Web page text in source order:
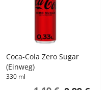
Coca-Cola Zero Sugar
(Einweg)
330 ml